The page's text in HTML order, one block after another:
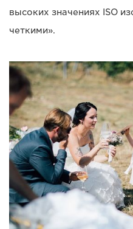
высоких значениях ISO
четкими».